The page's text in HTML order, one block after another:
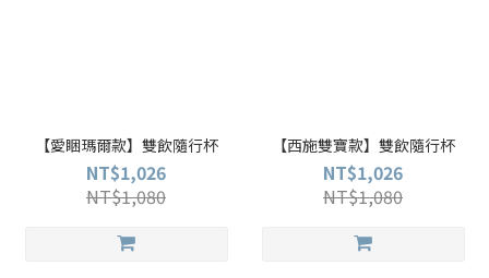
【愛睏瑪爾款】雙飲隨行杯
NT$1,026
NT$1,080
【西施雙寶款】雙飲隨行杯
NT$1,026
NT$1,080